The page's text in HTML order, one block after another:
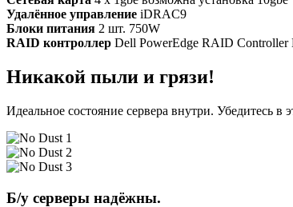
Удалённое управление iDRAC9
Блоки питания 2 шт. 750W
RAID контроллер Dell PowerEdge RAID Controller
Никакой пыли и грязи!
Идеальное состояние сервера внутри. Убедитесь в
Б/у серверы надёжны.